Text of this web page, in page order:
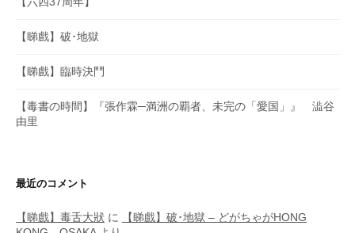
【睇戲】破･地獄
【睇戲】臨時決鬥
【毒書の時間】『張作霖─満洲の覇者、未完の「愛国」』 澁谷
由里
最近のコメント
【睇戲】毒舌大狀 に
【睇戲】破･地獄 – どがちゃがHONG